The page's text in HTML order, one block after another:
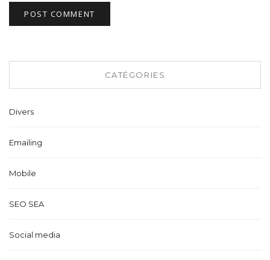
CATÉGORIES
Divers
Emailing
Mobile
SEO SEA
Social media